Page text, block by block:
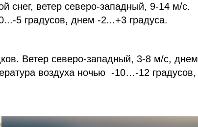
снег, ветер северо-западный, 9-14 м/с.
5 градусов, днем -2...+3 градуса.
Ветер северо-западный, 3-8 м/с, днем
воздуха ночью -10…-12 градусов,